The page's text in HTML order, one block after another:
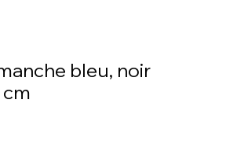
bleu, noir